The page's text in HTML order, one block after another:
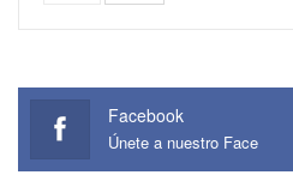
Facebook
Únete a nuestro Face